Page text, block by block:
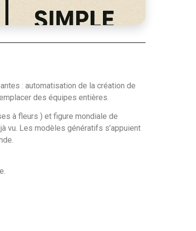
: automatisation de la création de
des équipes entières.
à fleurs ) et figure mondiale de
vu. Les modèles génératifs s’appuient